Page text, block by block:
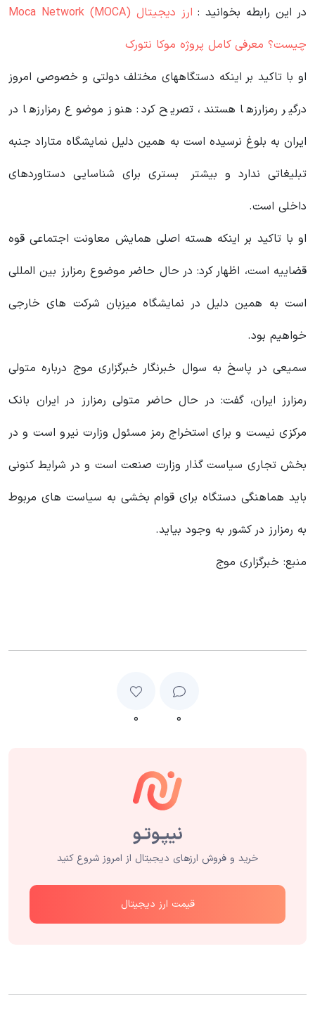
در این رابطه بخوانید‌ :
ارز دیجیتال Moca Network (MOCA)
چیست؟ معرفی کامل پروژه موکا نتورک
او با تاکید بر اینکه دستگاههای مختلف دولتی و خصوصی امروز
درگیر رمزارزها هستند، تصریح کرد: هنوز موضوع رمزارزها در
ایران به بلوغ نرسیده است به همین دلیل نمایشگاه متاراد جنبه
تبلیغاتی ندارد و بیشتر بستری برای شناسایی دستاوردهای
داخلی است.
او با تاکید بر اینکه هسته اصلی همایش معاونت اجتماعی قوه
قضاییه است، اظهار کرد: در حال حاضر موضوع رمزارز بین المللی
است به همین دلیل در نمایشگاه میزبان شرکت های خارجی
خواهیم بود.
سمیعی در پاسخ به سوال خبرنگار خبرگزاری موج درباره متولی
رمزارز ایران، گفت: در حال حاضر متولی رمزارز در ایران بانک
مرکزی نیست و برای استخراج رمز مسئول وزارت نیرو است و در
بخش تجاری سیاست گذار وزارت صنعت است و در شرایط کنونی
باید هماهنگی دستگاه برای قوام بخشی به سیاست های مربوط
به رمزارز در کشور به وجود بیاید.
منبع: خبرگزاری موج
۰ ۰
خرید و فروش ارزهای دیجیتال از امروز شروع کنید
قیمت ارز دیجیتال